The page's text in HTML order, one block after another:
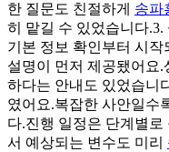
한 질문도 친절하게 송파
히 맡길 수 있었습니다
기본 정보 확인부터 시
설명이 먼저 제공됐어요
하다는 안내도 있었습니
였어요.복잡한 사안일수
다.진행 일정은 단계별로
서 예상되는 변수도 미리